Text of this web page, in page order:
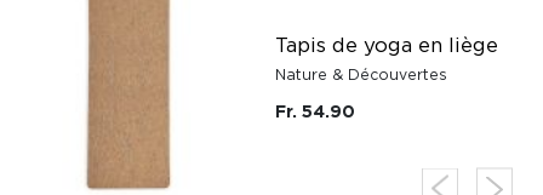
Tapis de yoga en liège
Nature & Découvertes
Fr. 54.90